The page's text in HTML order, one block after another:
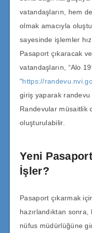
vatandaşların, hem
olmak amacıyla
sayesinde işlemler
Pasaport çıkaracak
vatandaşların, “Alo
“https://
giriş yaparak randevu
Randevular müsaitlik
oluşturulabilir.
Yeni
İşler?
Pasaport çıkarmak
hazırlandıktan
nüfus müdürlüğüne